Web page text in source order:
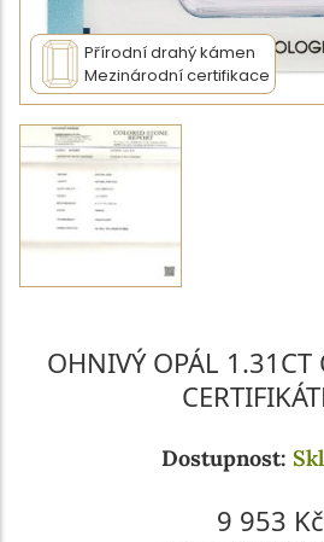
Přírodní drahý kámen
Mezinárodní certifikace
OHNIVÝ OPÁL 1.31CT
Dostupnost:
9 953 Kč